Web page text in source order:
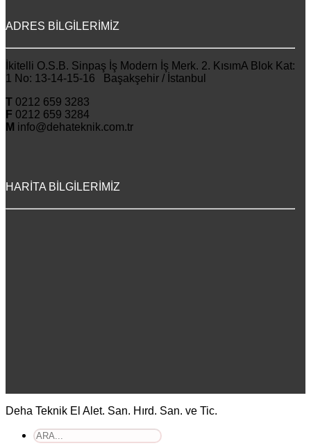
ADRES BİLGİLERİMİZ
İkitelli O.S.B. Sinpaş İş Modern İş Merk. 2. KısımA Blok Kat:
1 No: 13-14-15-16 Başakşehir / İstanbul
T 0212 659 3283
F 0212 659 3284
M info@dehateknik.com.tr
HARİTA BİLGİLERİMİZ
Deha Teknik El Alet. San. Hırd. San. ve Tic.
Ara: